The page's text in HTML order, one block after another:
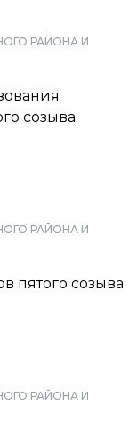
РАЙОНА И
созыва
РАЙОНА И
пятого созыва
РАЙОНА И